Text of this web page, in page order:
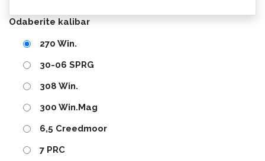
Odaberite kalibar
270 Win.
30-06 SPRG
308 Win.
300 Win.Mag
6,5 Creedmoor
7 PRC